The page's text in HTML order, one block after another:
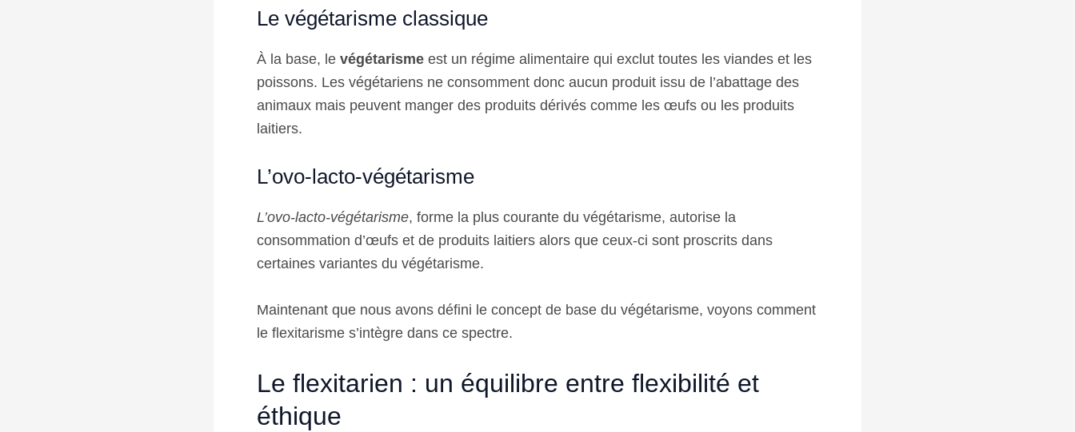
Le végétarisme classique
À la base, le végétarisme est un régime alimentaire qui exclut toutes les viandes et les
poissons. Les végétariens ne consomment donc aucun produit issu de l’abattage des
animaux mais peuvent manger des produits dérivés comme les œufs ou les produits
laitiers.
L’ovo-lacto-végétarisme
L’ovo-lacto-végétarisme, forme la plus courante du végétarisme, autorise la
consommation d’œufs et de produits laitiers alors que ceux-ci sont proscrits dans
certaines variantes du végétarisme.
Maintenant que nous avons défini le concept de base du végétarisme, voyons comment
le flexitarisme s’intègre dans ce spectre.
Le flexitarien : un équilibre entre flexibilité et
éthique